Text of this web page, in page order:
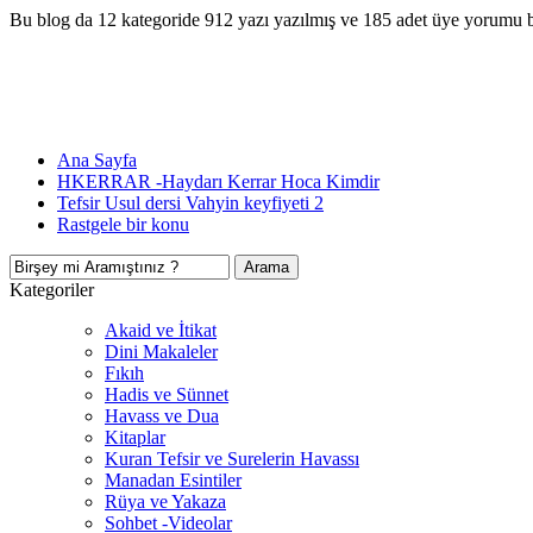
Bu blog da 12 kategoride 912 yazı yazılmış ve 185 adet üye yorumu
Ana Sayfa
HKERRAR -Haydarı Kerrar Hoca Kimdir
Tefsir Usul dersi Vahyin keyfiyeti 2
Rastgele bir konu
Kategoriler
Akaid ve İtikat
Dini Makaleler
Fıkıh
Hadis ve Sünnet
Havass ve Dua
Kitaplar
Kuran Tefsir ve Surelerin Havassı
Manadan Esintiler
Rüya ve Yakaza
Sohbet -Videolar